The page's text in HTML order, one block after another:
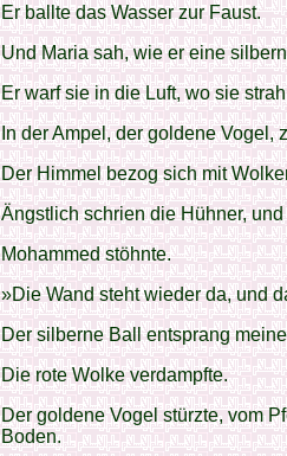
Er ballte das Wasser zur Faust.
Und Maria sah, wie er eine
Er warf sie in die Luft, wo sie
In der Ampel, der goldene Vogel,
Der Himmel bezog sich mit
Ängstlich schrien die Hühner,
Mohammed stöhnte.
»Die Wand steht wieder da, und
Der silberne Ball entsprang
Die rote Wolke verdampfte.
Der goldene Vogel stürzte, vom
Boden.